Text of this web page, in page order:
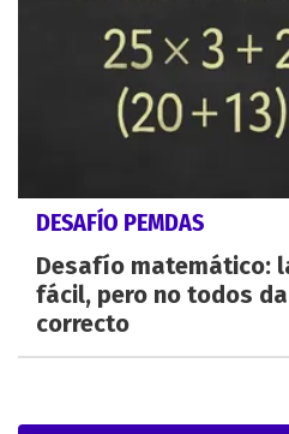
DESAFÍO PEMDAS
Desafío matemático:
fácil, pero no todos
correcto